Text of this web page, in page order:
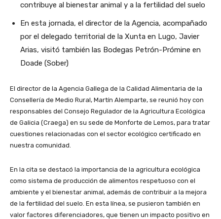
contribuye al bienestar animal y a la fertilidad del suelo
En esta jornada, el director de la Agencia, acompañado
por el delegado territorial de la Xunta en Lugo, Javier
Arias, visitó también las Bodegas Petrón-Prómine en
Doade (Sober)
El director de la Agencia Gallega de la Calidad Alimentaria de la
Consellería de Medio Rural, Martín Alemparte, se reunió hoy con
responsables del Consejo Regulador de la Agricultura Ecológica
de Galicia (Craega) en su sede de Monforte de Lemos, para tratar
cuestiones relacionadas con el sector ecológico certificado en
nuestra comunidad.
En la cita se destacó la importancia de la agricultura ecológica
como sistema de producción de alimentos respetuoso con el
ambiente y el bienestar animal, además de contribuir a la mejora
de la fertilidad del suelo. En esta línea, se pusieron también en
valor factores diferenciadores, que tienen un impacto positivo en